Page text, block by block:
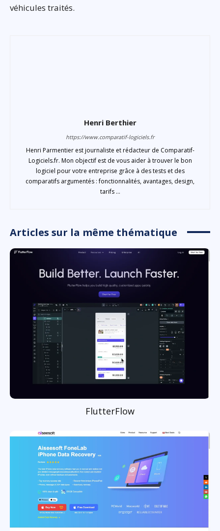
véhicules traités.
Henri Berthier
https://www.comparatif-logiciels.fr
Henri Parmentier est journaliste et rédacteur de Comparatif-
Logiciels.fr. Mon objectif est de vous aider à trouver le bon
logiciel pour votre entreprise grâce à des tests et des
comparatifs argumentés : fonctionnalités, avantages, design,
tarifs ...
Articles sur la même thématique
FlutterFlow